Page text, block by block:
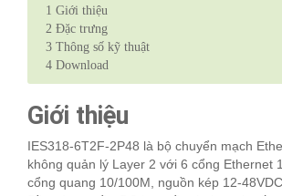
1 Giới thiệu
2 Đặc trưng
3 Thông số kỹ thuật
4 Download
Giới thiệu
IES318-6T2F-2P48 là bộ chuyển mạch
không quản lý Layer 2 với 6 cổng Ethernet
cổng quang 10/100M, nguồn kép 12-